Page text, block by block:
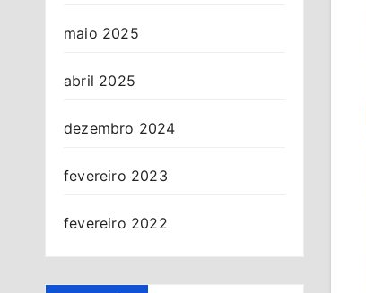
maio 2025
abril 2025
dezembro 2024
fevereiro 2023
fevereiro 2022